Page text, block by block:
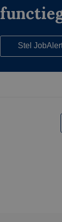
Stel